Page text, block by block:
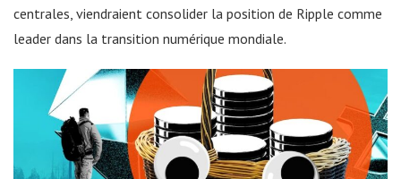
centrales, viendraient consolider la position de Ripple comme
leader dans la transition numérique mondiale.